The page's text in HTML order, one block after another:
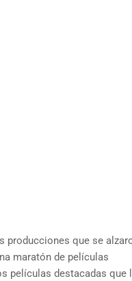
producciones que se
maratón de películas
películas destacadas que